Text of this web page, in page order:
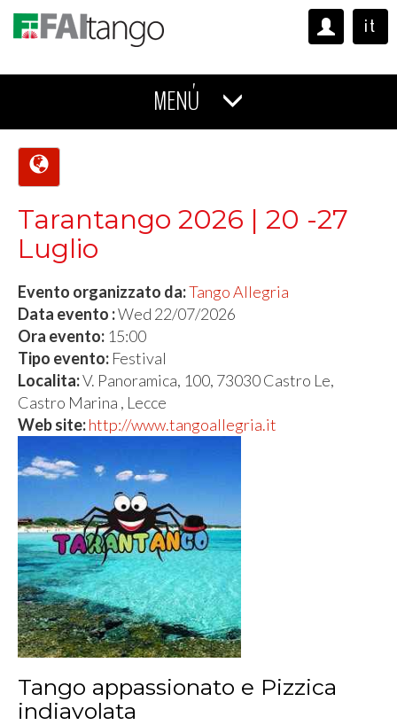
it
MENÚ
Tarantango 2026 | 20 -27
Luglio
Evento organizzato da:Tango Allegria
Data evento :Wed 22/07/2026
Ora evento: 15:00
Tipo evento: Festival
Localita:V. Panoramica, 100, 73030 Castro Le,
Castro Marina , Lecce
Web site:http://www.tangoallegria.it
Tango appassionato e Pizzica
indiavolata